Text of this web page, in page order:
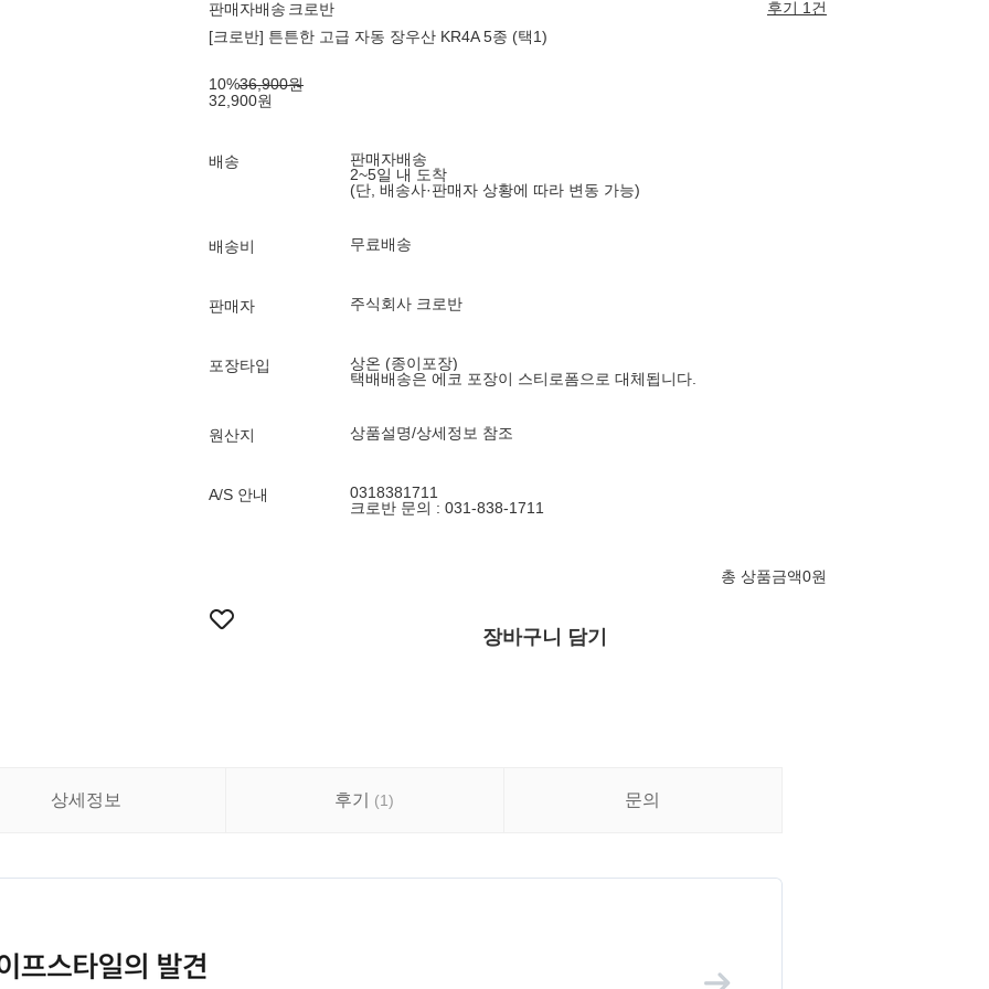
판매자배송 크로반
후기 1건
[크로반] 튼튼한 고급 자동 장우산 KR4A 5종 (택1)
10%36,900원
32,900원
배송
판매자배송
2~5일 내 도착
(단, 배송사·판매자 상황에 따라 변동 가능)
배송비 무료배송
판매자 주식회사 크로반
포장타입
상온 (종이포장)
택배배송은 에코 포장이 스티로폼으로 대체됩니다.
원산지 상품설명/상세정보 참조
A/S 안내
0318381711
크로반 문의 : 031-838-1711
총 상품금액0원
장바구니 담기
상세정보 후기 (1) 문의